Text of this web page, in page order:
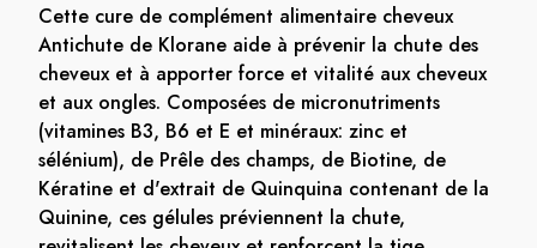
Cette cure de complément alimentaire cheveux
Antichute de Klorane aide à prévenir la chute des
cheveux et à apporter force et vitalité aux cheveux
et aux ongles. Composées de micronutriments
(vitamines B3, B6 et E et minéraux: zinc et
sélénium), de Prêle des champs, de Biotine, de
Kératine et d'extrait de Quinquina contenant de la
Quinine, ces gélules préviennent la chute,